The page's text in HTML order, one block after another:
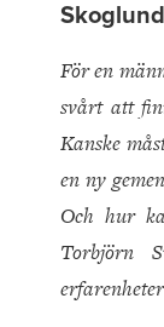
För en
svårt att
Kanske
en ny
Och hur
Torbjörn